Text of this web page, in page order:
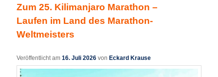
Zum 25. Kilimanjaro Marathon –
Laufen im Land des Marathon-
Weltmeisters
Veröffentlicht am16. Juli 2026 von Eckard Krause